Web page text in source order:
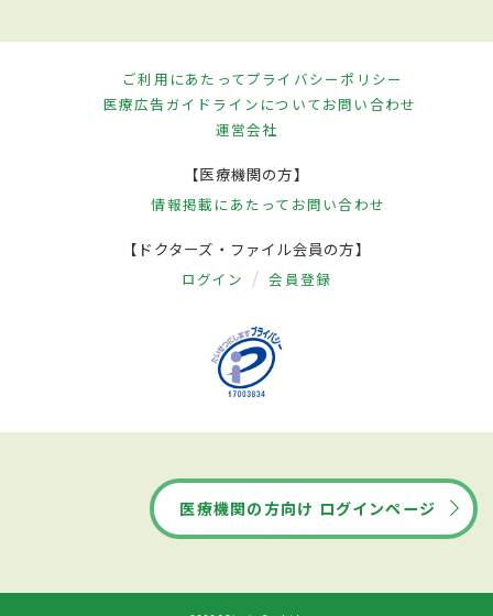
ご利用にあたってプライバシーポリシー
医療広告ガイドラインについてお問い合わせ
運営会社
【医療機関の方】
情報掲載にあたって お問い合わせ
【ドクターズ・ファイル会員の方】
ログイン 会員登録
医療機関の方向け ログインページ